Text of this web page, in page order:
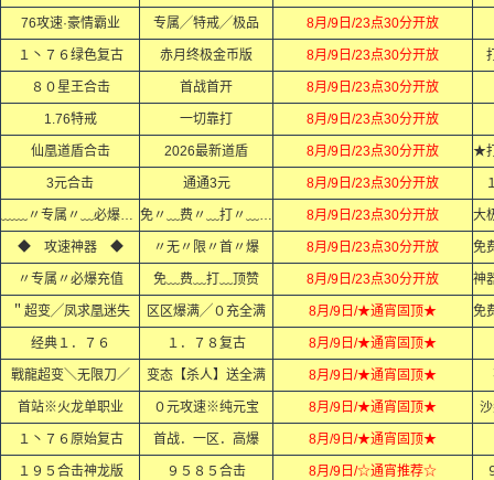
76攻速·豪情霸业 专属╱特戒╱极品 8月/9日/23点30分开放
１丶７６绿色复古 赤月终极金币版 8月/9日/23点30分开放
８０星王合击 首战首开 8月/9日/23点30分开放
1.76特戒 一切靠打 8月/9日/23点30分开放
仙凰道盾合击 2026最新道盾 8月/9日/23点30分开放
3元合击 通通3元 8月/9日/23点30分开放
﹏﹏〃专属〃﹏必爆〃充值﹏﹏ 免〃﹏费〃﹏打〃﹏顶〃﹏赞﹏ 8月/9日/23点30分开放
◆ 攻速神器 ◆ 〃无〃限〃首〃爆 8月/9日/23点30分开放
〃专属〃必爆充值 免﹏费﹏打﹏顶赞 8月/9日/23点30分开放
＂超变╱凤求凰迷失 区区爆满╱０充全满 8月/9日/★通宵固顶★
经典１．７６ １．７８复古 8月/9日/★通宵固顶★
戰龍超变＼无限刀／ 变态【杀人】送全满 8月/9日/★通宵固顶★
首站※火龙单职业 ０元攻速※纯元宝 8月/9日/★通宵固顶★
１丶７６原始复古 首战．一区．高爆 8月/9日/★通宵固顶★
１９５合击神龙版 ９５８５合击 8月/9日/☆通宵推荐☆